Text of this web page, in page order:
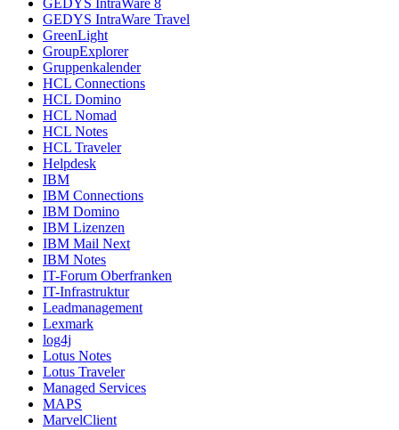
GEDYS IntraWare 8
GEDYS IntraWare Travel
GreenLight
GroupExplorer
Gruppenkalender
HCL Connections
HCL Domino
HCL Nomad
HCL Notes
HCL Traveler
Helpdesk
IBM
IBM Connections
IBM Domino
IBM Lizenzen
IBM Mail Next
IBM Notes
IT-Forum Oberfranken
IT-Infrastruktur
Leadmanagement
Lexmark
log4j
Lotus Notes
Lotus Traveler
Managed Services
MAPS
MarvelClient